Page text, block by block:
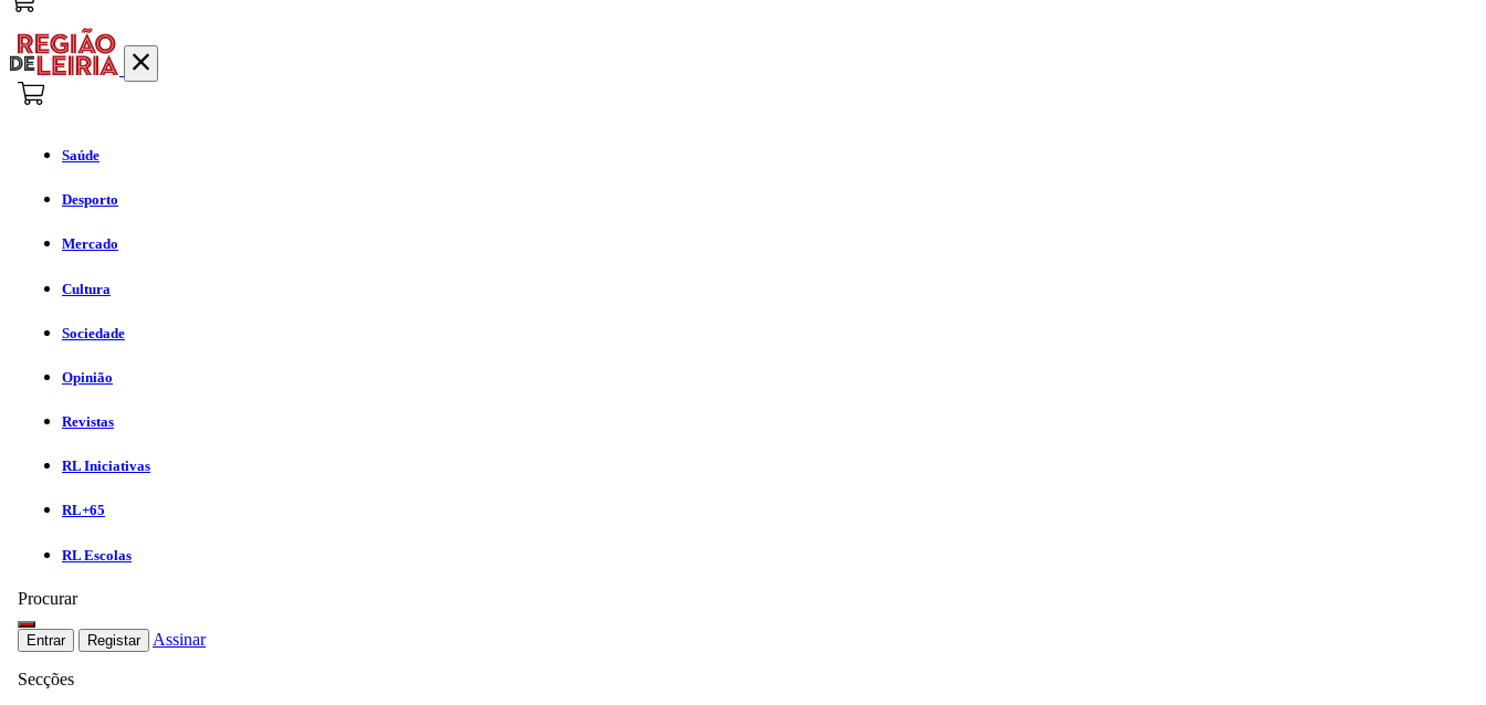
Saúde
Desporto
Mercado
Cultura
Sociedade
Opinião
Revistas
RL Iniciativas
RL+65
RL Escolas
Procurar
Entrar Registar Assinar
Secções